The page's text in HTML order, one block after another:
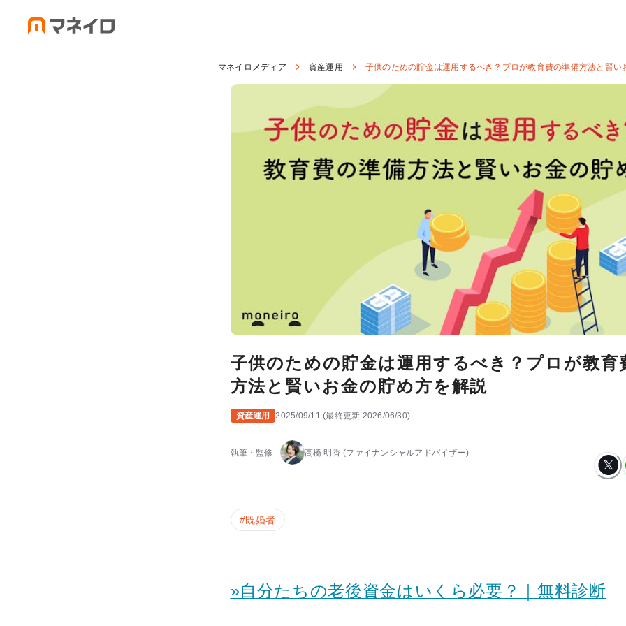
マネイロメディア 資産運用 子供のための貯金は運用するべき？プロが教育費の準備方法と賢い
子供のための貯金は運用するべき？プロが教育
方法と賢いお金の貯め方を解説
資産運用 2025/09/11 (最終更新:2026/06/30)
執筆・監修 高橋 明香(ファイナンシャルアドバイザー)
#既婚者
»自分たちの老後資金はいくら必要？｜無料診断